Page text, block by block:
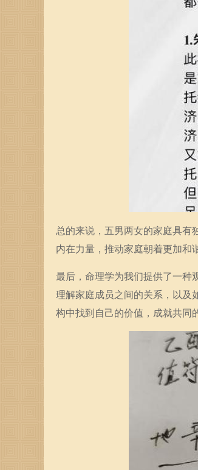
总的来说，五男两女的家庭具有
内在力量，推动家庭朝着更加和
最后，命理学为我们提供了一种
理解家庭成员之间的关系，以及
构中找到自己的价值，成就共同